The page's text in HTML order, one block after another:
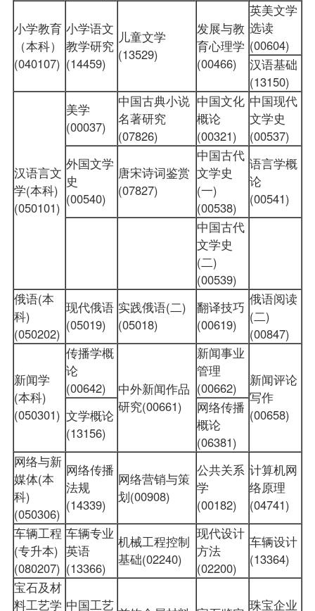
小学教育
（本科）
(040107)
小学语文
教学研究
(14459)
儿童文学
(13529)
发展与教
育心理学
(00466)
英美文学
选读
(00604)
汉语基础
(13150)
汉语言文
学(本科)
(050101)
美学
(00037)
中国古典小说
名著研究
(07826)
中国文化
概论
(00321)
中国现代
文学史
(00537)
外国文学
史
(00540)
唐宋诗词鉴赏
(07827)
中国古代
文学史
(一)
(00538)
语言学概
论
(00541)
中国古代
文学史
(二)
(00539)
俄语(本
科)
(050202)
现代俄语
(05019)
实践俄语(二)
(05018)
翻译技巧
(00619)
俄语阅读
(二)
(00847)
新闻学
(本科)
(050301)
传播学概
论
(00642)
中外新闻作品
研究(00661)
新闻事业
管理
(00662)
新闻评论
写作
(00658)
文学概论
(13156)
网络传播
概论
(06381)
网络与新
媒体(本
科)
(050306)
网络传播
法规
(14339)
网络营销与策
划(00908)
公共关系
学
(00182)
计算机网
络原理
(04741)
车辆工程
(专升本)
(080207)
车辆专业
英语
(13366)
机械工程控制
基础(02240)
现代设计
方法
(02200)
车辆设计
(13364)
宝石及材
料工艺学 中国工艺 珠宝企业